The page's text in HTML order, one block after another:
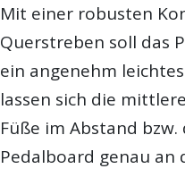
Mit einer robusten
Querstreben soll das
ein angenehm
lassen sich die
Füße im Abstand
Pedalboard genau an